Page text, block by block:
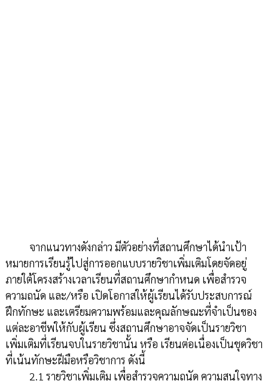
จากแนวทางดังกล่าว มีตัวอย่างที่สถานศึกษาได้นำเป้า
หมายการเรียนรู้ไปสู่การออกแบบรายวิชาเพิ่มเติมโดยจัดอยู่
ภายใต้โครงสร้างเวลาเรียนที่สถานศึกษากำหนด เพื่อสำรวจ
ความถนัด และ/หรือ เปิดโอกาสให้ผู้เรียนได้รับประสบการณ์
ฝึกทักษะ และเตรียมความพร้อมและคุณลักษณะที่จำเป็นของ
แต่ละอาชีพให้กับผู้เรียน ซึ่งสถานศึกษาอาจจัดเป็นรายวิชา
เพิ่มเติมที่เรียนจบในรายวิชานั้น หรือ เรียนต่อเนื่องเป็นชุดวิชา
ที่เน้นทักษะฝีมือหรือวิชาการ ดังนี้
2.1 รายวิชาเพิ่มเติม เพื่อสำรวจความถนัด ความสนใจทาง